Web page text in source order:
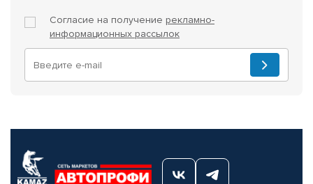
Согласие на получение рекламно-
информационных рассылок